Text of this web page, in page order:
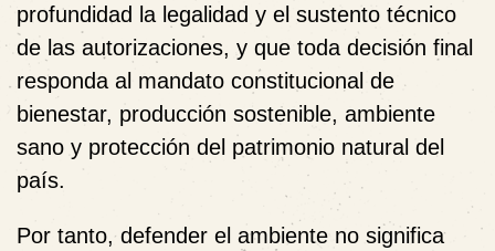
profundidad la legalidad y el sustento técnico
de las autorizaciones, y que toda decisión final
responda al mandato constitucional de
bienestar, producción sostenible, ambiente
sano y protección del patrimonio natural del
país.
Por tanto, defender el ambiente no significa